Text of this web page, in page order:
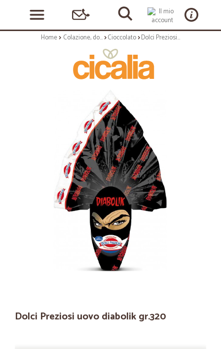
Home Colazione, dolciumi e snack Cioccolato Dolci Preziosi uovo diabolik gr.320
Dolci Preziosi uovo diabolik gr.320